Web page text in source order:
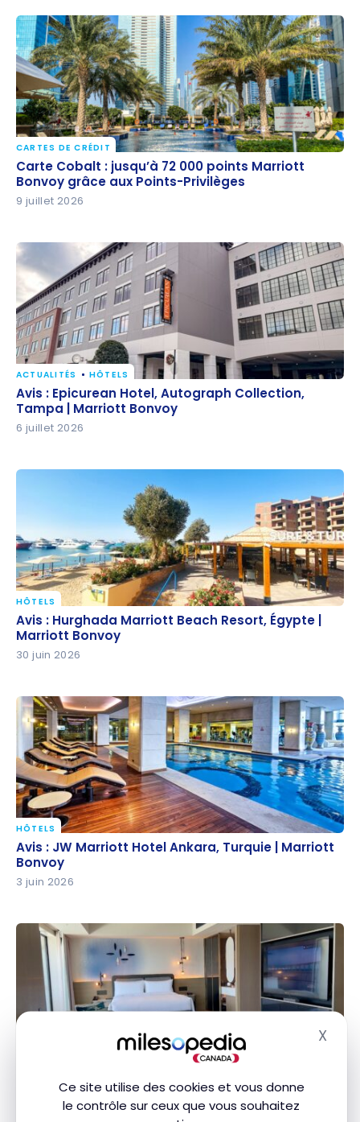
Ce site utilise des cookies et vous donne
le contrôle sur ceux que vous souhaitez
X
Key, Floride | Marriott Bonvoy
Carte Cobalt : jusqu’à 72 000 points Marriott
Bonvoy grâce aux Points-Privilèges
CARTES DE CRÉDIT
Carte Cobalt : jusqu’à 72 000 points Marriott
Bonvoy grâce aux Points-Privilèges
9 juillet 2026
Avis : Epicurean Hotel, Autograph Collection, Tampa
| Marriott Bonvoy
ACTUALITÉS HÔTELS
Avis : Epicurean Hotel, Autograph Collection,
Tampa | Marriott Bonvoy
6 juillet 2026
Avis : Hurghada Marriott Beach Resort, Égypte |
Marriott Bonvoy
HÔTELS
Avis : Hurghada Marriott Beach Resort, Égypte |
Marriott Bonvoy
30 juin 2026
Avis : JW Marriott Hotel Ankara, Turquie | Marriott
Bonvoy
HÔTELS
Avis : JW Marriott Hotel Ankara, Turquie | Marriott
Bonvoy
3 juin 2026
15 mai 2026